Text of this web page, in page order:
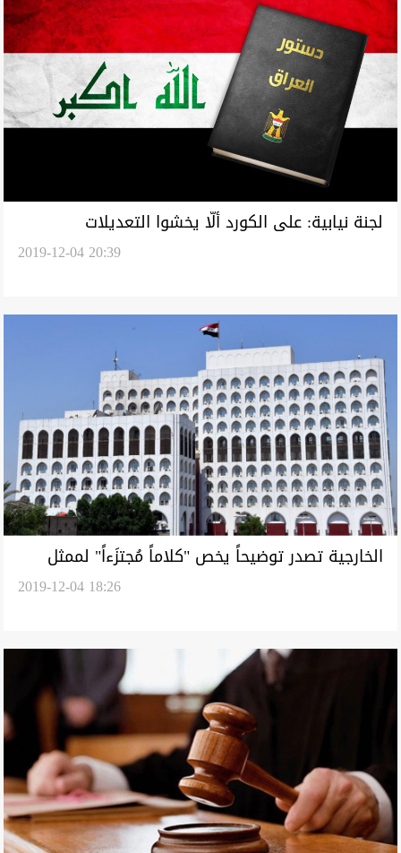
لجنة نيابية: على الكورد ألّا يخشوا التعديلات
2019-12-04 20:39
الخارجية تصدر توضيحاً يخص "كلاماً مُجتزَءاً" لممثل
2019-12-04 18:26